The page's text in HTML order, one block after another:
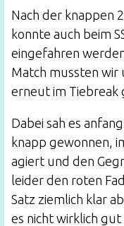
Nach der knappen
konnte auch beim
eingefahren
Match mussten wir
erneut im Tiebreak
Dabei sah es
knapp gewonnen,
agiert und den
leider den roten
Satz ziemlich klar
es nicht wirklich